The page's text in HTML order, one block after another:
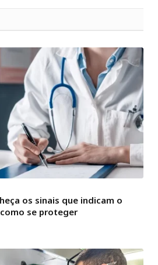
os sinais que indicam o
se proteger